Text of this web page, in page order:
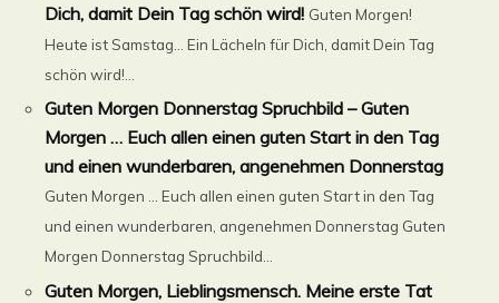
Dich, damit Dein Tag schön wird! Guten Morgen!
Heute ist Samstag… Ein Lächeln für Dich, damit Dein Tag
schön wird!...
Guten Morgen Donnerstag Spruchbild – Guten
Morgen … Euch allen einen guten Start in den Tag
und einen wunderbaren, angenehmen Donnerstag
Guten Morgen … Euch allen einen guten Start in den Tag
und einen wunderbaren, angenehmen Donnerstag Guten
Morgen Donnerstag Spruchbild...
Guten Morgen, Lieblingsmensch. Meine erste Tat